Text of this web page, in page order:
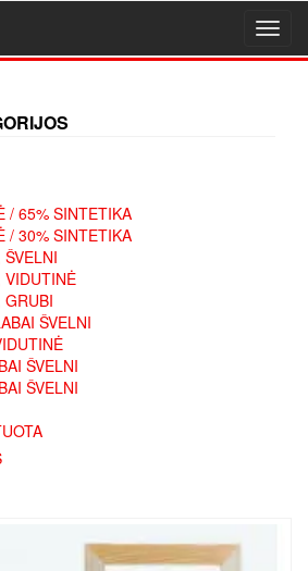
/ 65% SINTETIKA
/ 30% SINTETIKA
VIDUTINĖ
GRUBI
ŠVELNI
ŠVELNI
ŠVELNI